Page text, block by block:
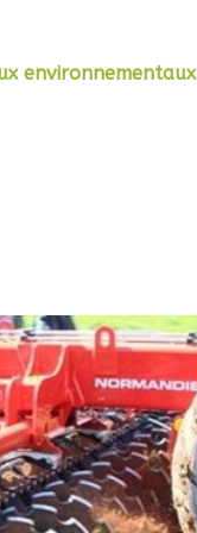
environnementaux